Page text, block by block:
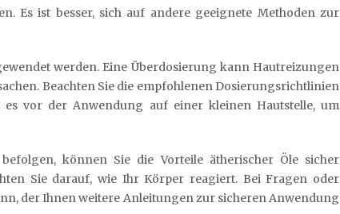
Es ist besser, sich auf andere geeignete Methoden zur
werden. Eine Überdosierung kann Hautreizungen
Beachten Sie die empfohlenen Dosierungsrichtlinien
vor der Anwendung auf einer kleinen Hautstelle, um
können Sie die Vorteile ätherischer Öle sicher
Sie darauf, wie Ihr Körper reagiert. Bei Fragen oder
der Ihnen weitere Anleitungen zur sicheren Anwendung